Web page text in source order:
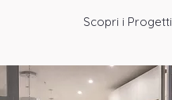
Scopri i Progetti